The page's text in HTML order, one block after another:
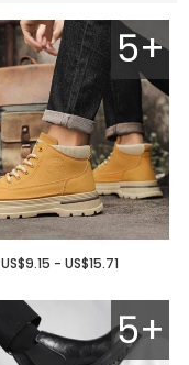
5+
US$9.15 - US$15.71
5+